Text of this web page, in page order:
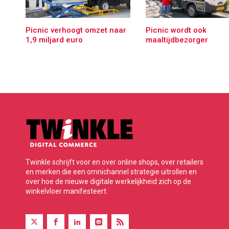
Picnic verhoogt omzet naar
1,9 miljard euro
Picnic wordt ook
maaltijdbezorger
Twinkle schrijft voor en over online shops, over retailers
en merken die een omnichannel strategie uitrollen en
over hoe de nieuwe digitale werkelijkheid zich op de
winkelvloer manifesteert.